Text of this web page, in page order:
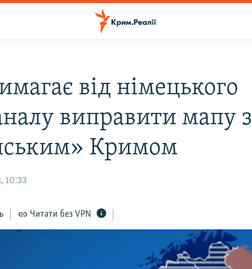
від німецького
виправити мапу з
Кримом
10:33
Читати без VPN